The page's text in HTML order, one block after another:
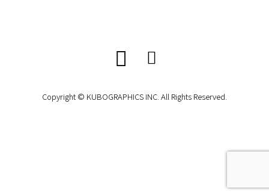
Copyright © KUBOGRAPHICS INC. All Rights Reserved.